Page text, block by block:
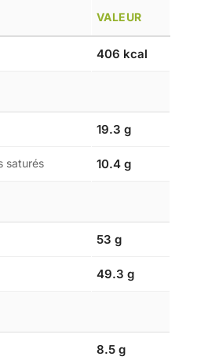
VALEUR
406 kcal
19.3 g
saturés 10.4 g
53 g
49.3 g
8.5 g